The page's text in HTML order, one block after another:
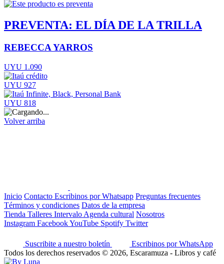
PREVENTA: EL DÍA DE LA TRILLA
REBECCA YARROS
UYU 1.090
UYU 927
UYU 818
Volver arriba
Inicio Contacto Escribinos por Whatsapp Preguntas frecuentes
Términos y condiciones Datos de la empresa
Tienda Talleres Intervalo Agenda cultural Nosotros
Instagram FacebookYouTube Spotify Twitter
Suscribite a nuestro boletín
Escribinos por WhatsApp
Todos los derechos reservados © 2026, Escaramuza - Libros y café